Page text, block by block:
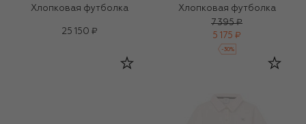
Хлопковая футболка
25 150 ₽
Хлопковая футболка
7 395 ₽
5 175 ₽
-30%